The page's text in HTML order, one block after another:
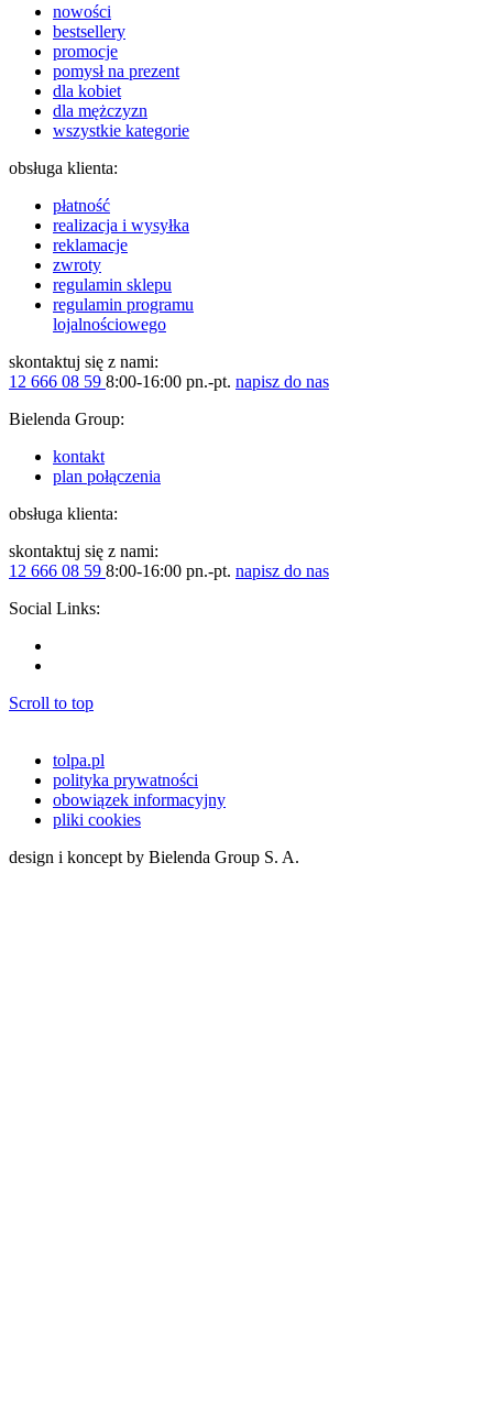
nowości
bestsellery
promocje
pomysł na prezent
dla kobiet
dla mężczyzn
wszystkie kategorie
obsługa klienta:
płatność
realizacja i wysyłka
reklamacje
zwroty
regulamin sklepu
regulamin programu
lojalnościowego
skontaktuj się z nami:
12 666 08 59 8:00-16:00 pn.-pt. napisz do nas
Bielenda Group:
kontakt
plan połączenia
obsługa klienta:
skontaktuj się z nami:
12 666 08 59 8:00-16:00 pn.-pt. napisz do nas
Social Links:
Scroll to top
tolpa.pl
polityka prywatności
obowiązek informacyjny
pliki cookies
design i koncept by Bielenda Group S. A.